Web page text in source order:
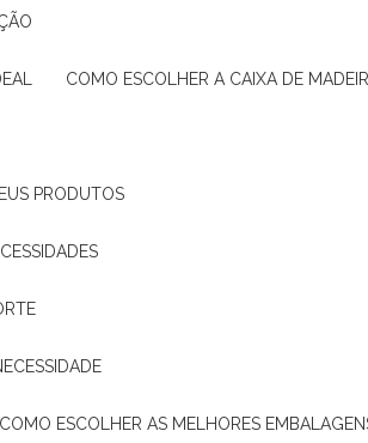
COMO ESCOLHER A CAIXA DE
PRODUTOS
COMO ESCOLHER AS MELHORES